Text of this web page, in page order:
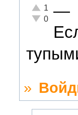
Отлично!
1
Неадекватно!
0 —
»